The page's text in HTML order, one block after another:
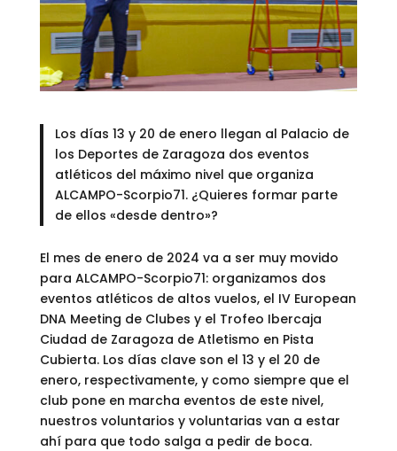
Los días 13 y 20 de enero llegan al Palacio de
los Deportes de Zaragoza dos eventos
atléticos del máximo nivel que organiza
ALCAMPO-Scorpio71. ¿Quieres formar parte
de ellos «desde dentro»?
El mes de enero de 2024 va a ser muy movido
para ALCAMPO-Scorpio71: organizamos dos
eventos atléticos de altos vuelos, el IV European
DNA Meeting de Clubes y el Trofeo Ibercaja
Ciudad de Zaragoza de Atletismo en Pista
Cubierta. Los días clave son el 13 y el 20 de
enero, respectivamente, y como siempre que el
club pone en marcha eventos de este nivel,
nuestros voluntarios y voluntarias van a estar
ahí para que todo salga a pedir de boca.